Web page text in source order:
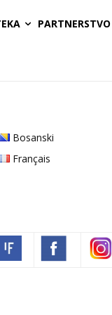
Bosanski
Français